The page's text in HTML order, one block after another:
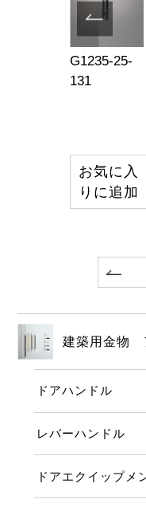
G1235-25-
131
お気に入
りに追加
建築用金物
ドアハンドル
レバーハンドル
ドアエクイップメ